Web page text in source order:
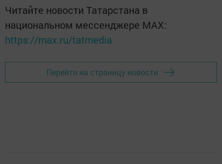
Читайте новости Татарстана в
национальном мессенджере MАХ:
https://max.ru/tatmedia
Перейти на страницу новости